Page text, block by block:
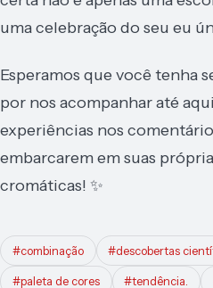
uma celebração do seu eu
Esperamos que você tenha
por nos acompanhar até
experiências nos
embarcarem em suas
cromáticas! ✨
#combinação #descobertas
#paleta de cores #tendência.